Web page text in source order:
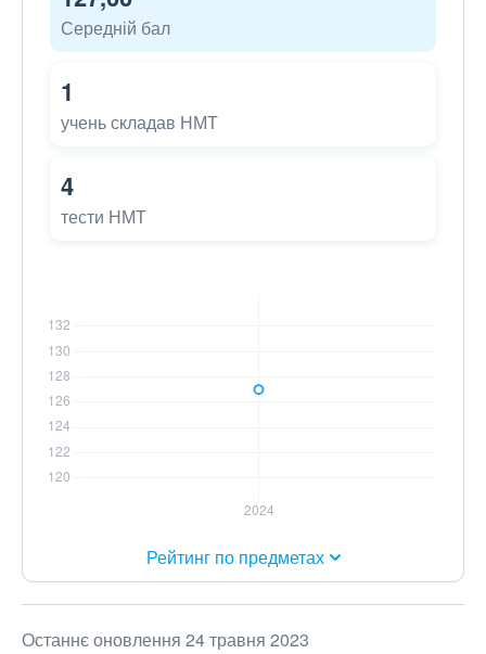
Середній бал
1
учень складав НМТ
4
тести НМТ
Рейтинг по предметах
Останнє оновлення 24 травня 2023